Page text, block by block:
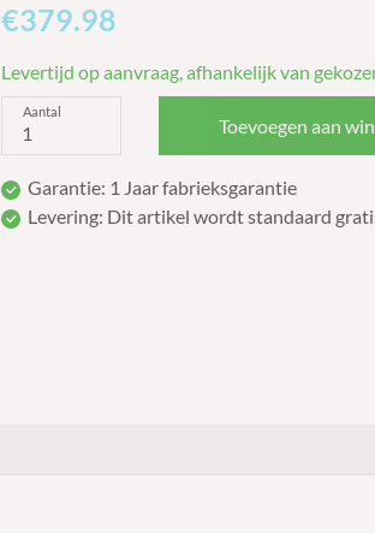
€379.98
Levertijd op aanvraag, afhankelijk van
Aantal
Toevoegen aan
Garantie: 1 Jaar fabrieksgarantie
Levering: Dit artikel wordt standaard